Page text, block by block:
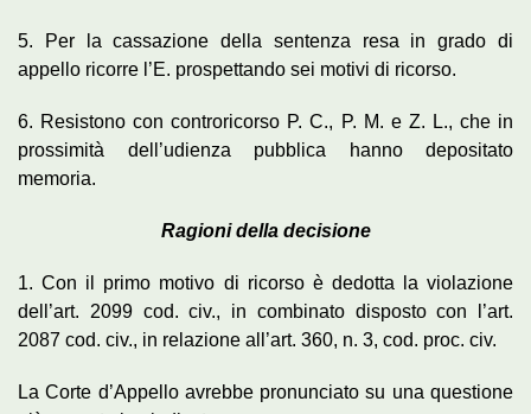
5. Per la cassazione della sentenza resa in grado di
appello ricorre l’E. prospettando sei motivi di ricorso.
6. Resistono con controricorso P. C., P. M. e Z. L., che in
prossimità dell’udienza pubblica hanno depositato
memoria.
Ragioni della decisione
1. Con il primo motivo di ricorso è dedotta la violazione
dell’art. 2099 cod. civ., in combinato disposto con l’art.
2087 cod. civ., in relazione all’art. 360, n. 3, cod. proc. civ.
La Corte d’Appello avrebbe pronunciato su una questione